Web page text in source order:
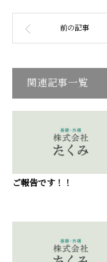
関連記事一覧
ご報告です！！